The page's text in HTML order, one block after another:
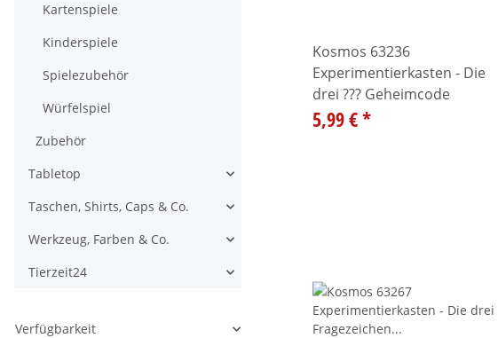
Kosmos 63236
Experimentierkasten - Die
drei ??? Geheimcode
5,99 €*
Kartenspiele
Kinderspiele
Spielezubehör
Würfelspiel
Zubehör
Tabletop
Alle anzeigen
Taschen, Shirts, Caps & Co.
Alle anzeigen
Werkzeug, Farben & Co.
Alle anzeigen
Tierzeit24
Alle anzeigen
Verfügbarkeit